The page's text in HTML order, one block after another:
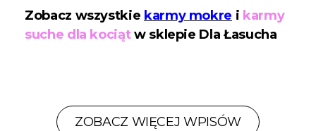
Zobacz wszystkie karmy mokre i karmy
suche dla kociątw sklepie Dla Łasucha
ZOBACZ WIĘCEJ WPISÓW